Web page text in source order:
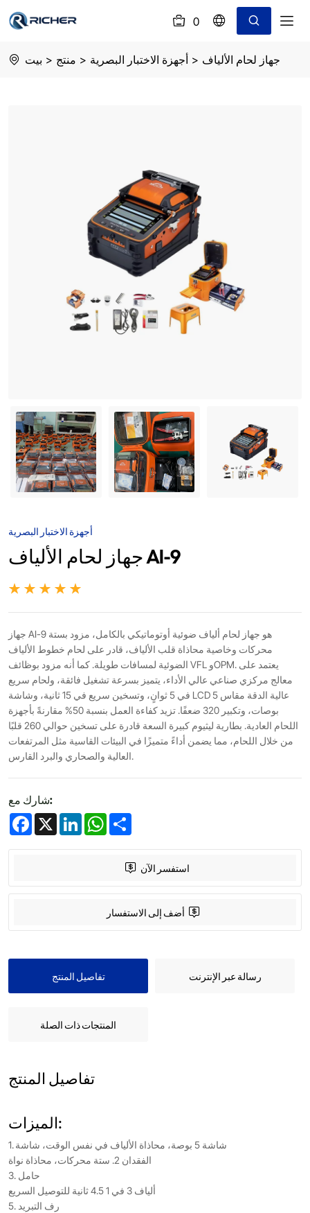
0
ai9بيت > منتج > أجهزة الاختبار البصرية > جهاز لحام الألياف
أجهزة الاختبار البصرية
جهاز لحام الألياف AI-9
جهاز AI-9 هو جهاز لحام ألياف ضوئية أوتوماتيكي بالكامل، مزود بستة
محركات وخاصية محاذاة قلب الألياف، قادر على لحام خطوط الألياف
الضوئية لمسافات طويلة. كما أنه مزود بوظائف VFL وOPM. يعتمد على
معالج مركزي صناعي عالي الأداء، يتميز بسرعة تشغيل فائقة، ولحام سريع
في 5 ثوانٍ، وتسخين سريع في 15 ثانية، وشاشة LCD عالية الدقة مقاس 5
بوصات، وتكبير 320 ضعفًا. تزيد كفاءة العمل بنسبة 50% مقارنةً بأجهزة
اللحام العادية. بطارية ليثيوم كبيرة السعة قادرة على تسخين حوالي 260 قلبًا
من خلال اللحام، مما يضمن أداءً متميزًا في البيئات القاسية مثل المرتفعات
العالية والصحاري والبرد القارس.
شارك مع:
Facebook
X LinkedInWhatsApp
استفسر الآن
أضف إلى الاستفسار
تفاصيل المنتج رسالة عبر الإنترنت
المنتجات ذات الصلة
تفاصيل المنتج
الميزات:
1. شاشة 5 بوصة، محاذاة الألياف في نفس الوقت، شاشة
الفقدان 2. ستة محركات، محاذاة نواة
3. حامل
ألياف 3 في 1 4.5 ثانية للتوصيل السريع
5. رف التبريد